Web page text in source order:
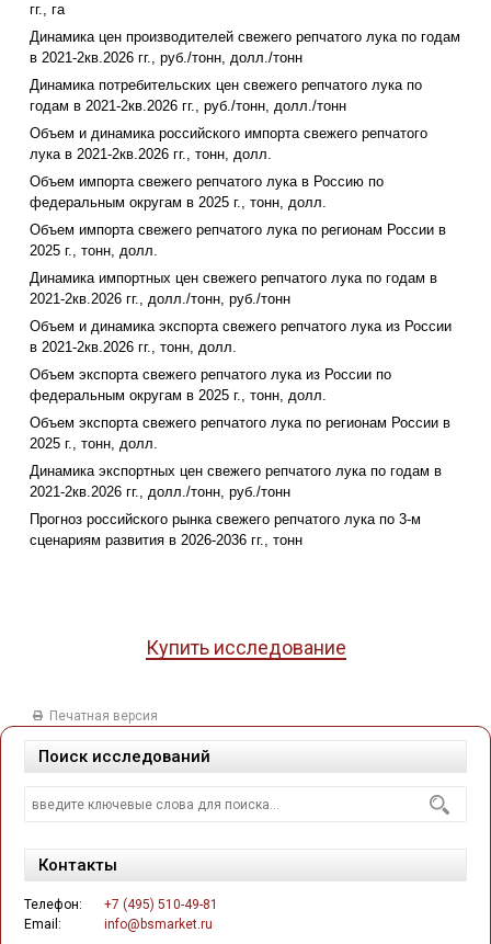
гг., га
Динамика цен производителей свежего репчатого лука по годам
в 2021-2кв.2026 гг., руб./тонн, долл./тонн
Динамика потребительских цен свежего репчатого лука по
годам в 2021-2кв.2026 гг., руб./тонн, долл./тонн
Объем и динамика российского импорта свежего репчатого
лука в 2021-2кв.2026 гг., тонн, долл.
Объем импорта свежего репчатого лука в Россию по
федеральным округам в 2025 г., тонн, долл.
Объем импорта свежего репчатого лука по регионам России в
2025 г., тонн, долл.
Динамика импортных цен свежего репчатого лука по годам в
2021-2кв.2026 гг., долл./тонн, руб./тонн
Объем и динамика экспорта свежего репчатого лука из России
в 2021-2кв.2026 гг., тонн, долл.
Объем экспорта свежего репчатого лука из России по
федеральным округам в 2025 г., тонн, долл.
Объем экспорта свежего репчатого лука по регионам России в
2025 г., тонн, долл.
Динамика экспортных цен свежего репчатого лука по годам в
2021-2кв.2026 гг., долл./тонн, руб./тонн
Прогноз российского рынка свежего репчатого лука по 3-м
сценариям развития в 2026-2036 гг., тонн
Купить исследование
Печатная версия
Поиск исследований
Контакты
Телефон:
+7 (495) 510-49-81
Email:
info@bsmarket.ru